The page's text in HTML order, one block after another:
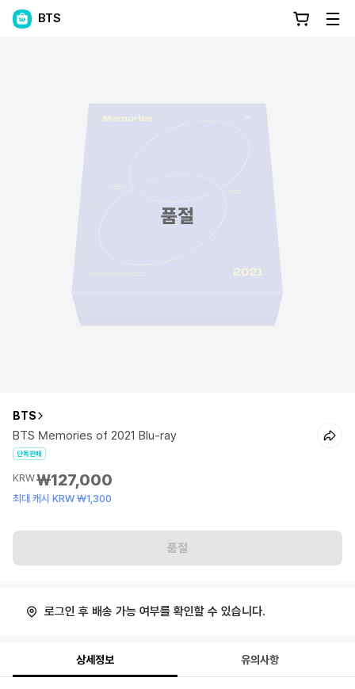
BTS
품절
BTS
BTS Memories of 2021 Blu-ray
단독판매
KRW₩127,000
최대 캐시 KRW ₩1,300
품절
로그인 후 배송 가능 여부를 확인할 수 있습니다.
상세정보 유의사항